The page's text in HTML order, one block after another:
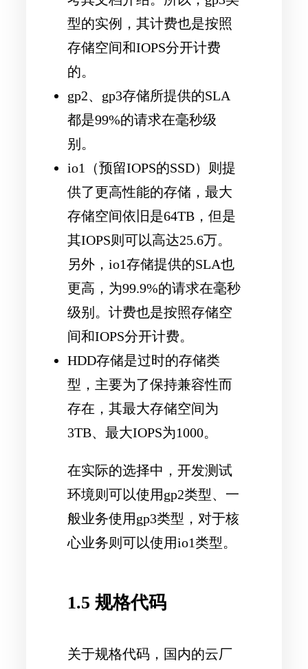
型的实例，其计费也是按照
存储空间和IOPS分开计费
的。
gp2、gp3存储所提供的SLA
都是99%的请求在毫秒级
别。
io1（预留IOPS的SSD）则提
供了更高性能的存储，最大
存储空间依旧是64TB，但是
其IOPS则可以高达25.6万。
另外，io1存储提供的SLA也
更高，为99.9%的请求在毫秒
级别。计费也是按照存储空
间和IOPS分开计费。
HDD存储是过时的存储类
型，主要为了保持兼容性而
存在，其最大存储空间为
3TB、最大IOPS为1000。
在实际的选择中，开发测试
环境则可以使用gp2类型、一
般业务使用gp3类型，对于核
心业务则可以使用io1类型。
1.5 规格代码
关于规格代码，国内的云厂